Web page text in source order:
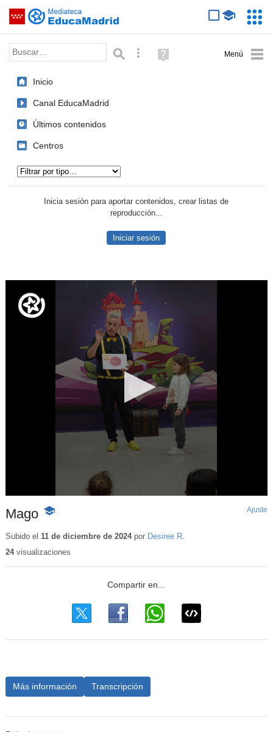
Saltar navegación
Palabra o frase: Búsqueda avanzada
Ayuda
(en
Inicio
Canal EducaMadrid
Últimos contenidos
Centros
Inicia sesión para aportar contenidos, crear listas de
reproducción...
Iniciar sesión
Mago -
educativo
Ajuste
Subido el 11 de diciembre de 2024por Desiree R.
24visualizaciones
Más información Transcripción